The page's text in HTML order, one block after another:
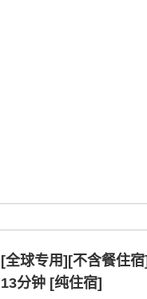
[全球专用][不含餐住
13分钟 [纯住宿]